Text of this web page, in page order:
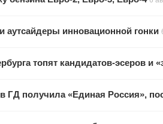
аутсайдеры инновационной гонки
топят кандидатов-эсеров и
ГД получила «Единая Россия»,